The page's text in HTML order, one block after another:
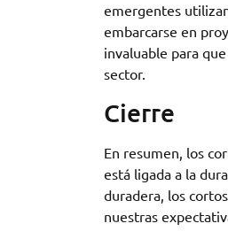
emergentes
embarcarse en
invaluable para
sector.
Cierre
En resumen, los
está ligada a la
duradera, los
nuestras